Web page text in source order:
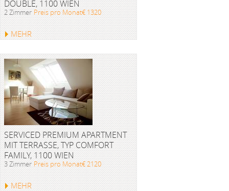
DOUBLE, 1100 WIEN
2 Zimmer Preis pro Monat€ 1320
MEHR
SERVICED PREMIUM APARTMENT
MIT TERRASSE, TYP COMFORT
FAMILY, 1100 WIEN
3 Zimmer Preis pro Monat€ 2120
MEHR